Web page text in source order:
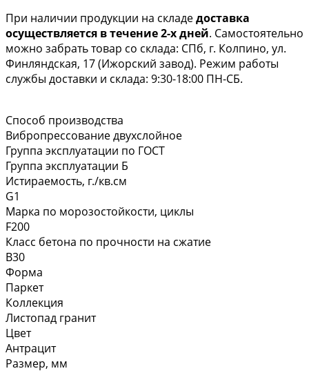
При наличии продукции на складедоставка
осуществляется в течение 2-х дней. Самостоятельно
можно забрать товар со склада: СПб, г. Колпино, ул.
Финляндская, 17 (Ижорский завод). Режим работы
службы доставки и склада: 9:30-18:00 ПН-СБ.
Способ производства
Вибропрессование двухслойное
Группа эксплуатации по ГОСТ
Группа эксплуатации Б
Истираемость, г./кв.см
G1
Марка по морозостойкости, циклы
F200
Класс бетона по прочности на сжатие
В30
Форма
Паркет
Коллекция
Листопад гранит
Цвет
Антрацит
Размер, мм